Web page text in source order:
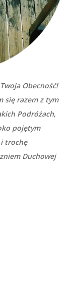
Obecność!
się razem z tym
Podróżach,
pojętym
i trochę
Duchowej